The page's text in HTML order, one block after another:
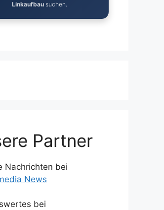
Linkaufbau suchen.
Partner
Nachrichten bei
News
bei